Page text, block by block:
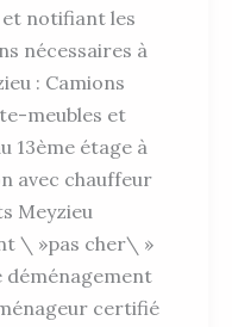
notifiant les
nécessaires à
: Camions
meubles et
13ème étage à
avec chauffeur
Meyzieu
\ »pas cher\ »
déménagement
certifié